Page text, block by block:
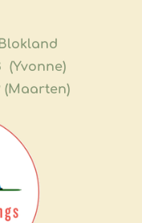
(Yvonne)
(Maarten)